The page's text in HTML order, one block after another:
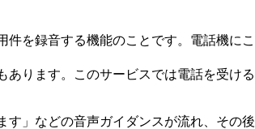
を録音する機能のことです。電話機にこ
あります。このサービスでは電話を受ける
す」などの音声ガイダンスが流れ、その後